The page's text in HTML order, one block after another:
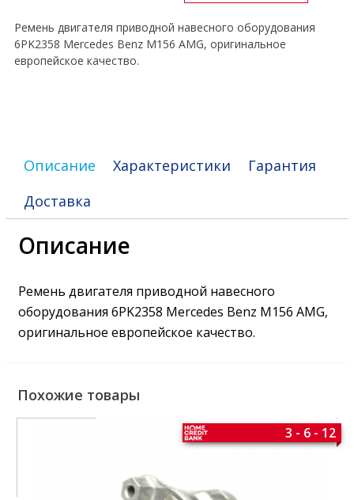
M156
Ремень двигателя приводной навесного оборудования
6PK2358 Mercedes Benz M156 AMG, оригинальное
европейское качество.
Описание Характеристики
Гарантия
Доставка
Описание
Ремень двигателя приводной навесного
оборудования 6PK2358 Mercedes Benz M156 AMG,
оригинальное европейское качество.
Похожие товары
3 - 6 - 12